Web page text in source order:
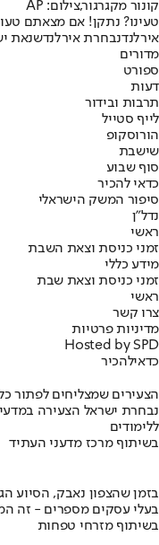
קונור מקגרגור,צילום: AP
טעינו? נתקן! אם מצאתם
אירלנדנבחרת אירלנדשנאת
מדורים
ספורט
דעות
תרבות ובידור
לייף סטייל
הורוסקופ
שישבת
סוף שבוע
כדאי להכיר
סיפור המשק הישראלי
נדל"ן
ראשי
זמני כניסת וצאת השבת
מידע כללי
זמני כניסת וצאת שבת
ראשי
צרו קשר
מדיניות פרטיות
Hosted by SPD
כדאילהכיר
הצעירים שמצליחים לפתור
נבחרת ישראל הצעירה
ללימודים
בשיתוף מרכז מדעני העתיד
בזמן שהצפון נאבק, הסיוע
בעלי עסקים מספרים - זה
בשיתוף מזרחי טפחות